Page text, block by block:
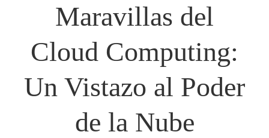
Maravillas del
Cloud Computing:
Un Vistazo al Poder
de la Nube